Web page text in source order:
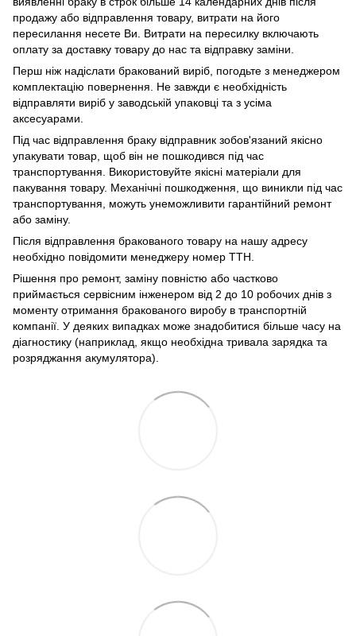
продажу або відправлення товару, витрати на його
пересилання несете Ви. Витрати на пересилку включають
оплату за доставку товару до нас та відправку заміни.
Перш ніж надіслати бракований виріб, погодьте з менеджером
комплектацію повернення. Не завжди є необхідність
відправляти виріб у заводській упаковці та з усіма
аксесуарами.
Під час відправлення браку відправник зобов'язаний якісно
упакувати товар, щоб він не пошкодився під час
транспортування. Використовуйте якісні матеріали для
пакування товару. Механічні пошкодження, що виникли під час
транспортування, можуть унеможливити гарантійний ремонт
або заміну.
Після відправлення бракованого товару на нашу адресу
необхідно повідомити менеджеру номер ТТН.
Рішення про ремонт, заміну повністю або частково
приймається сервісним інженером від 2 до 10 робочих днів з
моменту отримання бракованого виробу в транспортній
компанії. У деяких випадках може знадобитися більше часу на
діагностику (наприклад, якщо необхідна тривала зарядка та
розряджання акумулятора).